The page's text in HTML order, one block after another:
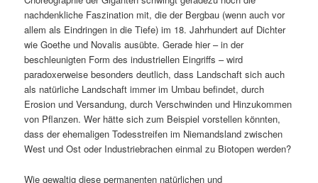
nachdenkliche Faszination mit, die der Bergbau (wenn auch vor
allem als Eindringen in die Tiefe) im 18. Jahrhundert auf Dichter
wie Goethe und Novalis ausübte. Gerade hier – in der
beschleunigten Form des industriellen Eingriffs – wird
paradoxerweise besonders deutlich, dass Landschaft sich auch
als natürliche Landschaft immer im Umbau befindet, durch
Erosion und Versandung, durch Verschwinden und Hinzukommen
von Pflanzen. Wer hätte sich zum Beispiel vorstellen könnten,
dass der ehemaligen Todesstreifen im Niemandsland zwischen
West und Ost oder Industriebrachen einmal zu Biotopen werden?
Wie gewaltig diese permanenten natürlichen und